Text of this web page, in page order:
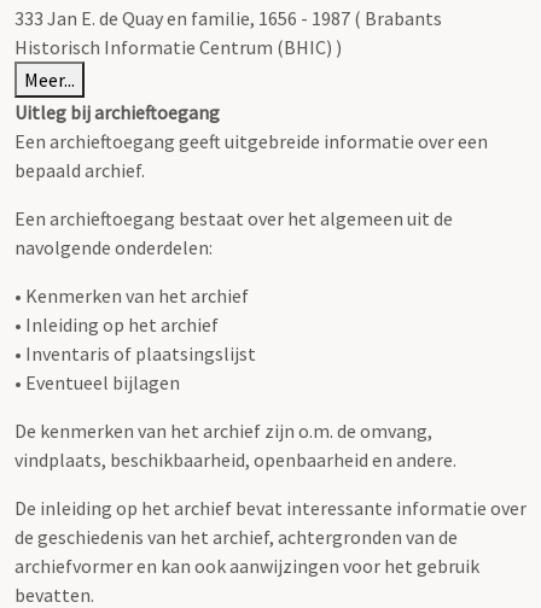
333 Jan E. de Quay en familie, 1656 - 1987 ( Brabants
Historisch Informatie Centrum (BHIC) )
Meer...
Uitleg bij archieftoegang
Een archieftoegang geeft uitgebreide informatie over een
bepaald archief.
Een archieftoegang bestaat over het algemeen uit de
navolgende onderdelen:
• Kenmerken van het archief
• Inleiding op het archief
• Inventaris of plaatsingslijst
• Eventueel bijlagen
De kenmerken van het archief zijn o.m. de omvang,
vindplaats, beschikbaarheid, openbaarheid en andere.
De inleiding op het archief bevat interessante informatie over
de geschiedenis van het archief, achtergronden van de
archiefvormer en kan ook aanwijzingen voor het gebruik
bevatten.